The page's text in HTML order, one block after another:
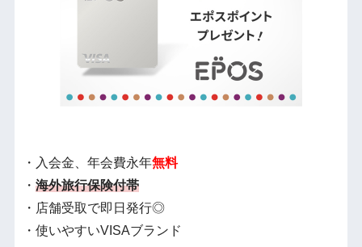
・入会金、年会費永年無料
・ 海外旅行保険付帯
・店舗受取で即日発行◎
・使いやすいVISAブランド